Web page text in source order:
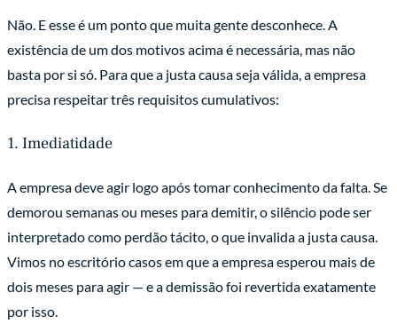
Não. E esse é um ponto que muita gente desconhece. A
existência de um dos motivos acima é necessária, mas não
basta por si só. Para que a justa causa seja válida, a empresa
precisa respeitar três requisitos cumulativos:
1. Imediatidade
A empresa deve agir logo após tomar conhecimento da falta. Se
demorou semanas ou meses para demitir, o silêncio pode ser
interpretado como perdão tácito, o que invalida a justa causa.
Vimos no escritório casos em que a empresa esperou mais de
dois meses para agir — e a demissão foi revertida exatamente
por isso.